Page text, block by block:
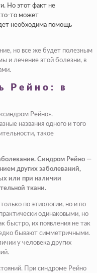
Но этот факт не
то может
необходима помощь
но все же будет полезным
и лечение этой болезни, в
Рейно: в
Рейно».
названия одного и того
такое
Синдром Рейно —
других заболеваний,
или при наличии
ткани.
по этиологии, но и по
одинаковыми, но
быстро, их появления не так
бывают симметричными.
у человека других
При синдроме Рейно